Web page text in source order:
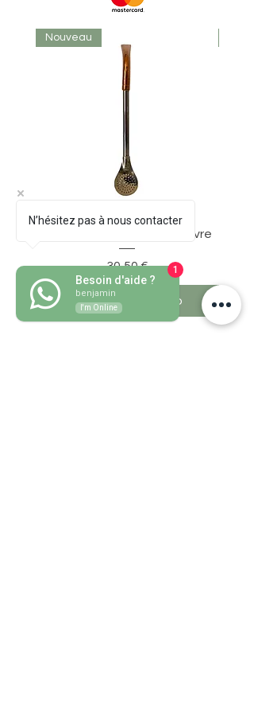
Nouveau
Bombillon Pico de Loro Cuivre
Prezzo
30,50 €
Aggiungi al carrello
N’hésitez pas à nous contacter
Besoin d'aide ?
benjamin
I'm Online
1